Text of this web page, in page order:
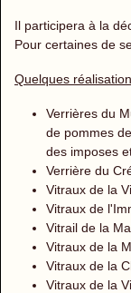
Il participera à la
Pour certaines de
Quelques
Verrières du
de pommes
des imposes
Verrière du
Vitraux de la
Vitraux de
Vitrail de la
Vitraux de la
Vitraux de la
Vitraux de la